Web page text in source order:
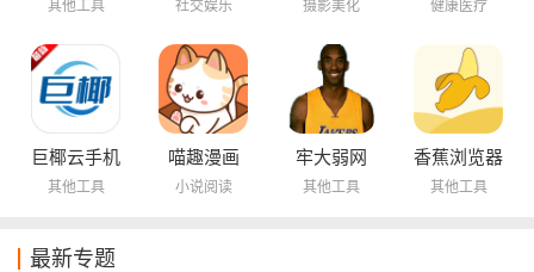
其他工具 社交娱乐 摄影美化 健康医疗
巨椰云手机
其他工具
喵趣漫画
小说阅读
牢大弱网
其他工具
香蕉浏览器
其他工具
最新专题